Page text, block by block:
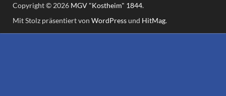
Copyright © 2026 MGV "Kostheim" 1844.
Mit Stolz präsentiert von WordPressund HitMag.